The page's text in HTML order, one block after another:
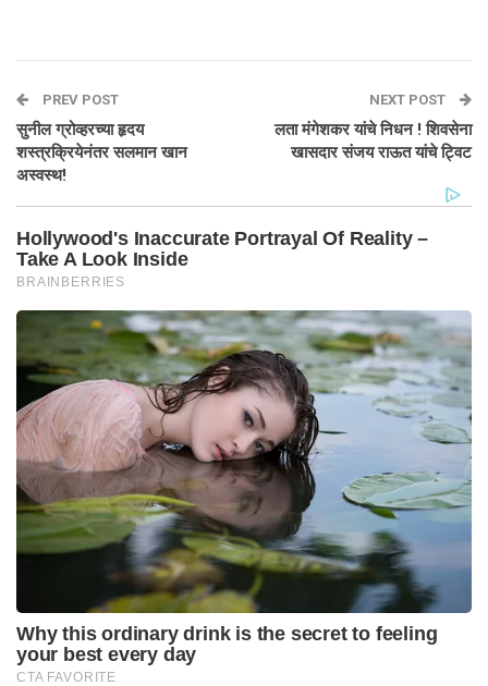
PREV POST
सुनील ग्रोव्हरच्या हृदय
शस्त्रक्रियेनंतर सलमान खान
अस्वस्थ!
NEXT POST
लता मंगेशकर यांचे निधन ! शिवसेना
खासदार संजय राऊत यांचे ट्विट